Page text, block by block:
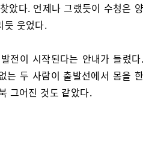
았다. 언제나 그랬듯이 수청은 양
듯 웃었다.
전이 시작된다는 안내가 들렸다.
는 두 사람이 출발선에서 몸을 한
그어진 것도 같았다.